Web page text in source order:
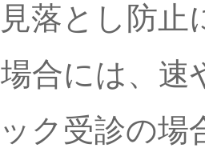
落とし防
合には、速
ック受診の